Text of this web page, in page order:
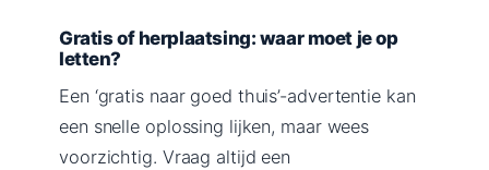
Gratis of herplaatsing: waar moet je op
letten?
Een ‘gratis naar goed thuis’-advertentie kan
een snelle oplossing lijken, maar wees
voorzichtig. Vraag altijd een